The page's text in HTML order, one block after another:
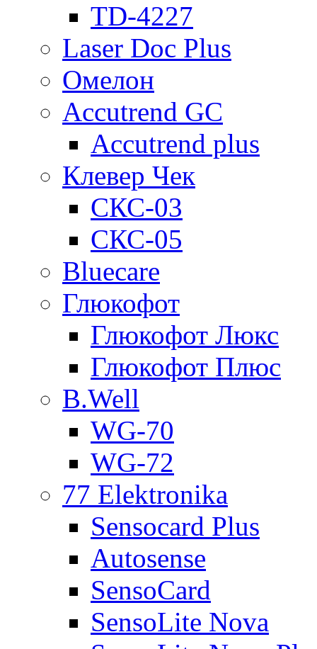
TD-4227
Laser Doc Plus
Омелон
Accutrend GC
Accutrend plus
Клевер Чек
СКС-03
СКС-05
Bluecare
Глюкофот
Глюкофот Люкс
Глюкофот Плюс
B.Well
WG-70
WG-72
77 Elektronika
Sensocard Plus
Autosense
SensoCard
SensoLite Nova